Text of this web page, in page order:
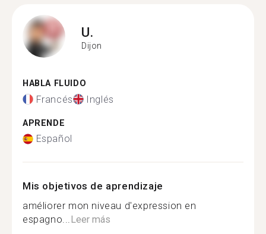
U.
Dijon
HABLA FLUIDO
Francés Inglés
APRENDE
Español
Mis objetivos de aprendizaje
améliorer mon niveau d'expression en
espagno...Leer más